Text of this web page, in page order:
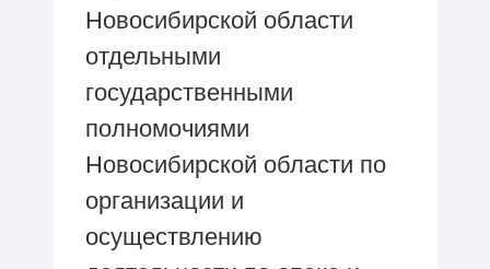
Новосибирской области
отдельными
государственными
полномочиями
Новосибирской области по
организации и
осуществлению